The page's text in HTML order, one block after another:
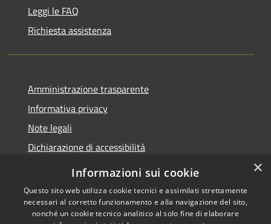
Leggi le FAQ
Richiesta assistenza
Amministrazione trasparente
Informativa privacy
Note legali
Dichiarazione di accessibilità
RSS
Copyright © 2026 • Comune di
×
Informazioni sui cookie
Questo sito web utilizza cookie tecnici e assimilati strettamente
necessari al corretto funzionamento e alla navigazione del sito,
nonché un cookie tecnico analitico al solo fine di elaborare